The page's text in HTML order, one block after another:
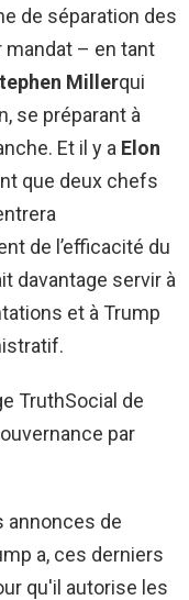
de séparation des
– en tant
Millerqui
se préparant à
Et il y a Elon
que deux chefs
de l’efficacité du
davantage servir à
et à Trump
TruthSocial de
par
annonces de
a, ces derniers
qu'il autorise les